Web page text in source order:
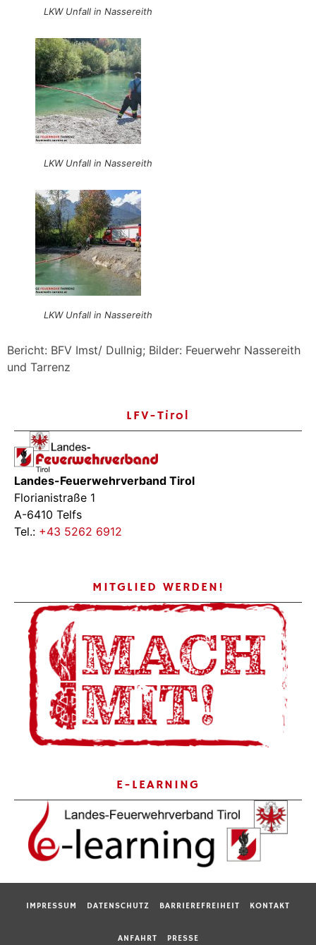
LKW Unfall in Nassereith
LKW Unfall in Nassereith
LKW Unfall in Nassereith
Bericht: BFV Imst/ Dullnig; Bilder: Feuerwehr Nassereith
und Tarrenz
LFV-Tirol
Landes-Feuerwehrverband Tirol
Florianistraße 1
A-6410 Telfs
Tel.: +43 5262 6912
MITGLIED WERDEN!
E-LEARNING
IMPRESSUM DATENSCHUTZ BARRIEREFREIHEIT KONTAKT
ANFAHRT PRESSE